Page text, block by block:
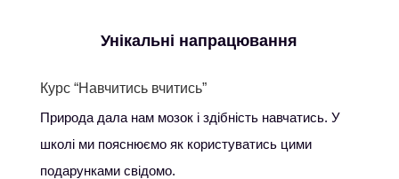
Унікальні напрацювання
Курс “Навчитись вчитись”
Природа дала нам мозок і здібність навчатись. У
школі ми пояснюємо як користуватись цими
подарунками свідомо.